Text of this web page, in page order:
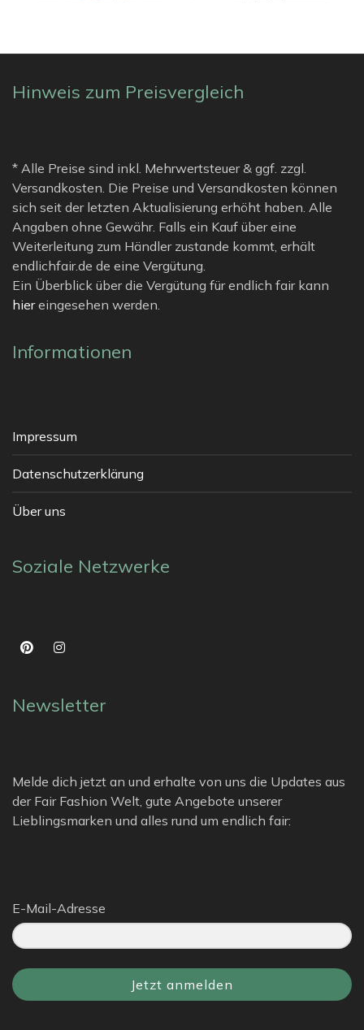
Hinweis zum Preisvergleich
* Alle Preise sind inkl. Mehrwertsteuer & ggf. zzgl.
Versandkosten. Die Preise und Versandkosten können
sich seit der letzten Aktualisierung erhöht haben. Alle
Angaben ohne Gewähr. Falls ein Kauf über eine
Weiterleitung zum Händler zustande kommt, erhält
endlichfair.de de eine Vergütung.
Ein Überblick über die Vergütung für endlich fair kann
hiereingesehen werden.
Informationen
Impressum
Datenschutzerklärung
Über uns
Soziale Netzwerke
Newsletter
Melde dich jetzt an und erhalte von uns die Updates aus
der Fair Fashion Welt, gute Angebote unserer
Lieblingsmarken und alles rund um endlich fair:
E-Mail-Adresse
Jetzt anmelden